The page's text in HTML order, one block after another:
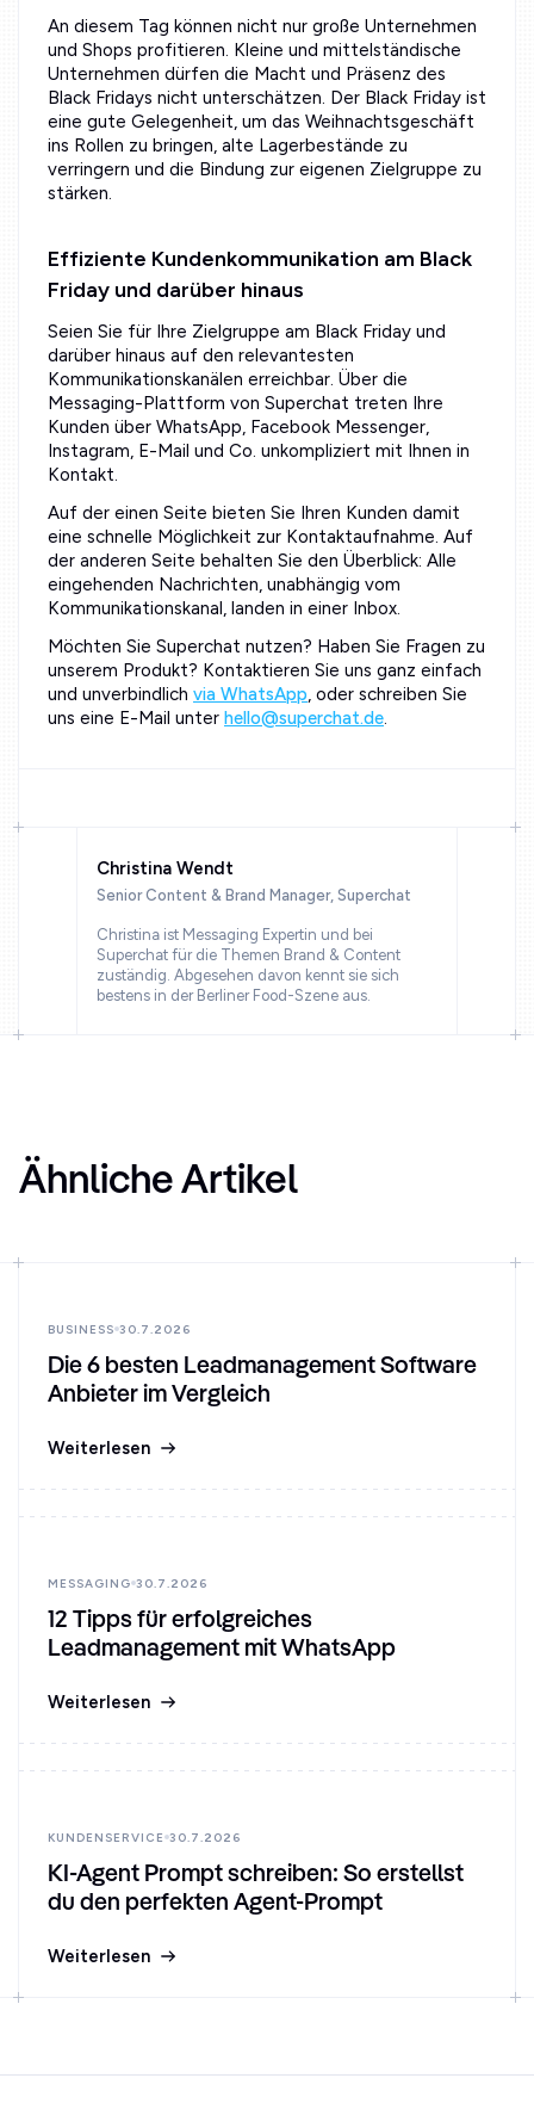
An diesem Tag können nicht nur große Unternehmen
und Shops profitieren. Kleine und mittelständische
Unternehmen dürfen die Macht und Präsenz des
Black Fridays nicht unterschätzen. Der Black Friday ist
eine gute Gelegenheit, um das Weihnachtsgeschäft
ins Rollen zu bringen, alte Lagerbestände zu
verringern und die Bindung zur eigenen Zielgruppe zu
stärken.
Effiziente Kundenkommunikation am Black
Friday und darüber hinaus
Seien Sie für Ihre Zielgruppe am Black Friday und
darüber hinaus auf den relevantesten
Kommunikationskanälen erreichbar. Über die
Messaging-Plattform von Superchat treten Ihre
Kunden über WhatsApp, Facebook Messenger,
Instagram, E-Mail und Co. unkompliziert mit Ihnen in
Kontakt.
Auf der einen Seite bieten Sie Ihren Kunden damit
eine schnelle Möglichkeit zur Kontaktaufnahme. Auf
der anderen Seite behalten Sie den Überblick: Alle
eingehenden Nachrichten, unabhängig vom
Kommunikationskanal, landen in einer Inbox.
Möchten Sie Superchat nutzen? Haben Sie Fragen zu
unserem Produkt? Kontaktieren Sie uns ganz einfach
und unverbindlich via WhatsApp, oder schreiben Sie
uns eine E-Mail unter hello@superchat.de.
Christina Wendt
Senior Content & Brand Manager, Superchat
Christina ist Messaging Expertin und bei
Superchat für die Themen Brand & Content
zuständig. Abgesehen davon kennt sie sich
bestens in der Berliner Food-Szene aus.
Ähnliche Artikel
BUSINESS 30.7.2026
Die 6 besten Leadmanagement Software
Anbieter im Vergleich
Weiterlesen
MESSAGING 30.7.2026
12 Tipps für erfolgreiches
Leadmanagement mit WhatsApp
Weiterlesen
KUNDENSERVICE 30.7.2026
KI-Agent Prompt schreiben: So erstellst
du den perfekten Agent-Prompt
Weiterlesen